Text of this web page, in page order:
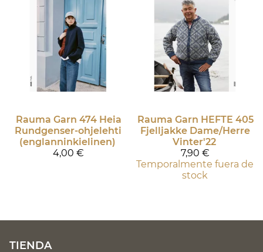
Rauma Garn 474 Heia
Rundgenser-ohjelehti
(englanninkielinen)
4,00 €
Rauma Garn HEFTE 405
Fjelljakke Dame/Herre
Vinter'22
7,90 €
Temporalmente fuera de
stock
TIENDA